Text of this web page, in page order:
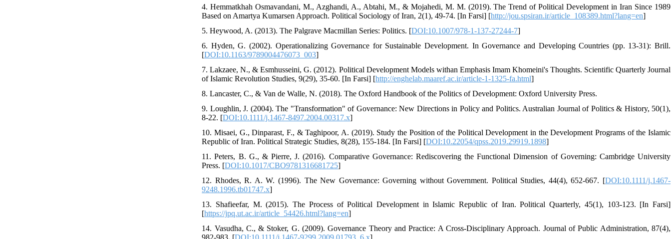
4. Hemmatkhah Osmavandani, M., Azghandi, A., Abtahi, M., & Mojahedi, M. M. (2019). The Trend of Political Development in Iran Since 1989
Based on Amartya Kumarsen Approach. Political Sociology of Iran, 2(1), 49-74. [In Farsi] [http://jou.spsiran.ir/article_108389.html?lang=en]
5. Heywood, A. (2013). The Palgrave Macmillan Series: Politics. [DOI:10.1007/978-1-137-27244-7]
6. Hyden, G. (2002). Operationalizing Governance for Sustainable Development. In Governance and Developing Countries (pp. 13-31): Brill.
[DOI:10.1163/9789004476073_003]
7. Lakzaee, N., & Esmhusseini, G. (2012). Political Development Models withan Emphasis Imam Khomeini's Thoughts. Scientific Quarterly Journal
of Islamic Revolution Studies, 9(29), 35-60. [In Farsi] [http://enghelab.maaref.ac.ir/article-1-1325-fa.html]
8. Lancaster, C., & Van de Walle, N. (2018). The Oxford Handbook of the Politics of Development: Oxford University Press.
9. Loughlin, J. (2004). The "Transformation" of Governance: New Directions in Policy and Politics. Australian Journal of Politics & History, 50(1),
8-22. [DOI:10.1111/j.1467-8497.2004.00317.x]
10. Misaei, G., Dinparast, F., & Taghipoor, A. (2019). Study the Position of the Political Development in the Development Programs of the Islamic
Republic of Iran. Political Strategic Studies, 8(28), 155-184. [In Farsi] [DOI:10.22054/qpss.2019.29919.1898]
11. Peters, B. G., & Pierre, J. (2016). Comparative Governance: Rediscovering the Functional Dimension of Governing: Cambridge University
Press. [DOI:10.1017/CBO9781316681725]
12. Rhodes, R. A. W. (1996). The New Governance: Governing without Government. Political Studies, 44(4), 652-667. [DOI:10.1111/j.1467-
9248.1996.tb01747.x]
13. Shafieefar, M. (2015). The Process of Political Development in Islamic Republic of Iran. Political Quarterly, 45(1), 103-123. [In Farsi]
[https://jpq.ut.ac.ir/article_54426.html?lang=en]
14. Vasudha, C., & Stoker, G. (2009). Governance Theory and Practice: A Cross-Disciplinary Approach. Journal of Public Administration, 87(4),
982-983. [DOI:10.1111/j.1467-9299.2009.01793_6.x]